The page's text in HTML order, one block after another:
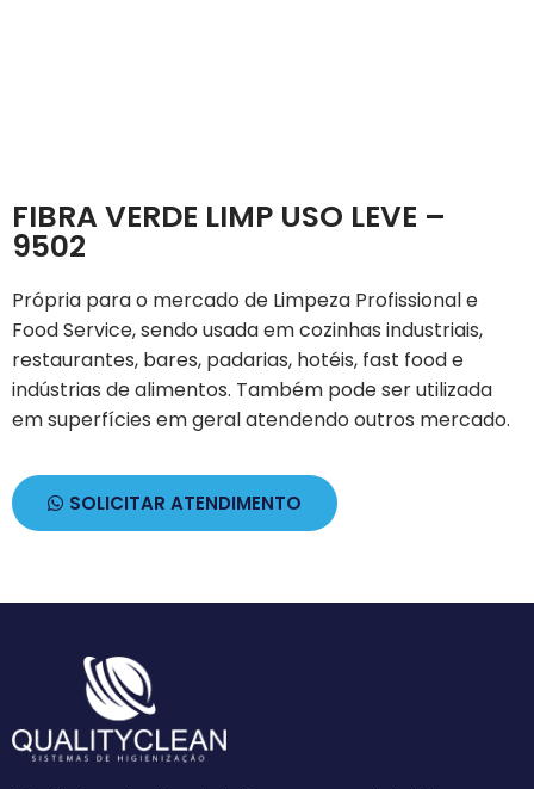
FIBRA VERDE LIMP USO LEVE –
9502
Própria para o mercado de Limpeza Profissional e
Food Service, sendo usada em cozinhas industriais,
restaurantes, bares, padarias, hotéis, fast food e
indústrias de alimentos. Também pode ser utilizada
em superfícies em geral atendendo outros mercado.
SOLICITAR ATENDIMENTO